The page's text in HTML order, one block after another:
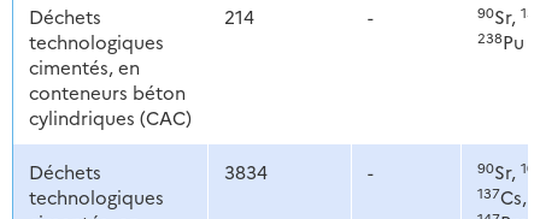
Déchets
technologiques
cimentés, en
conteneurs béton
cylindriques (CAC)
214 - 90Sr,
238Pu
Déchets
technologiques
3834 - 90Sr,
137Cs,